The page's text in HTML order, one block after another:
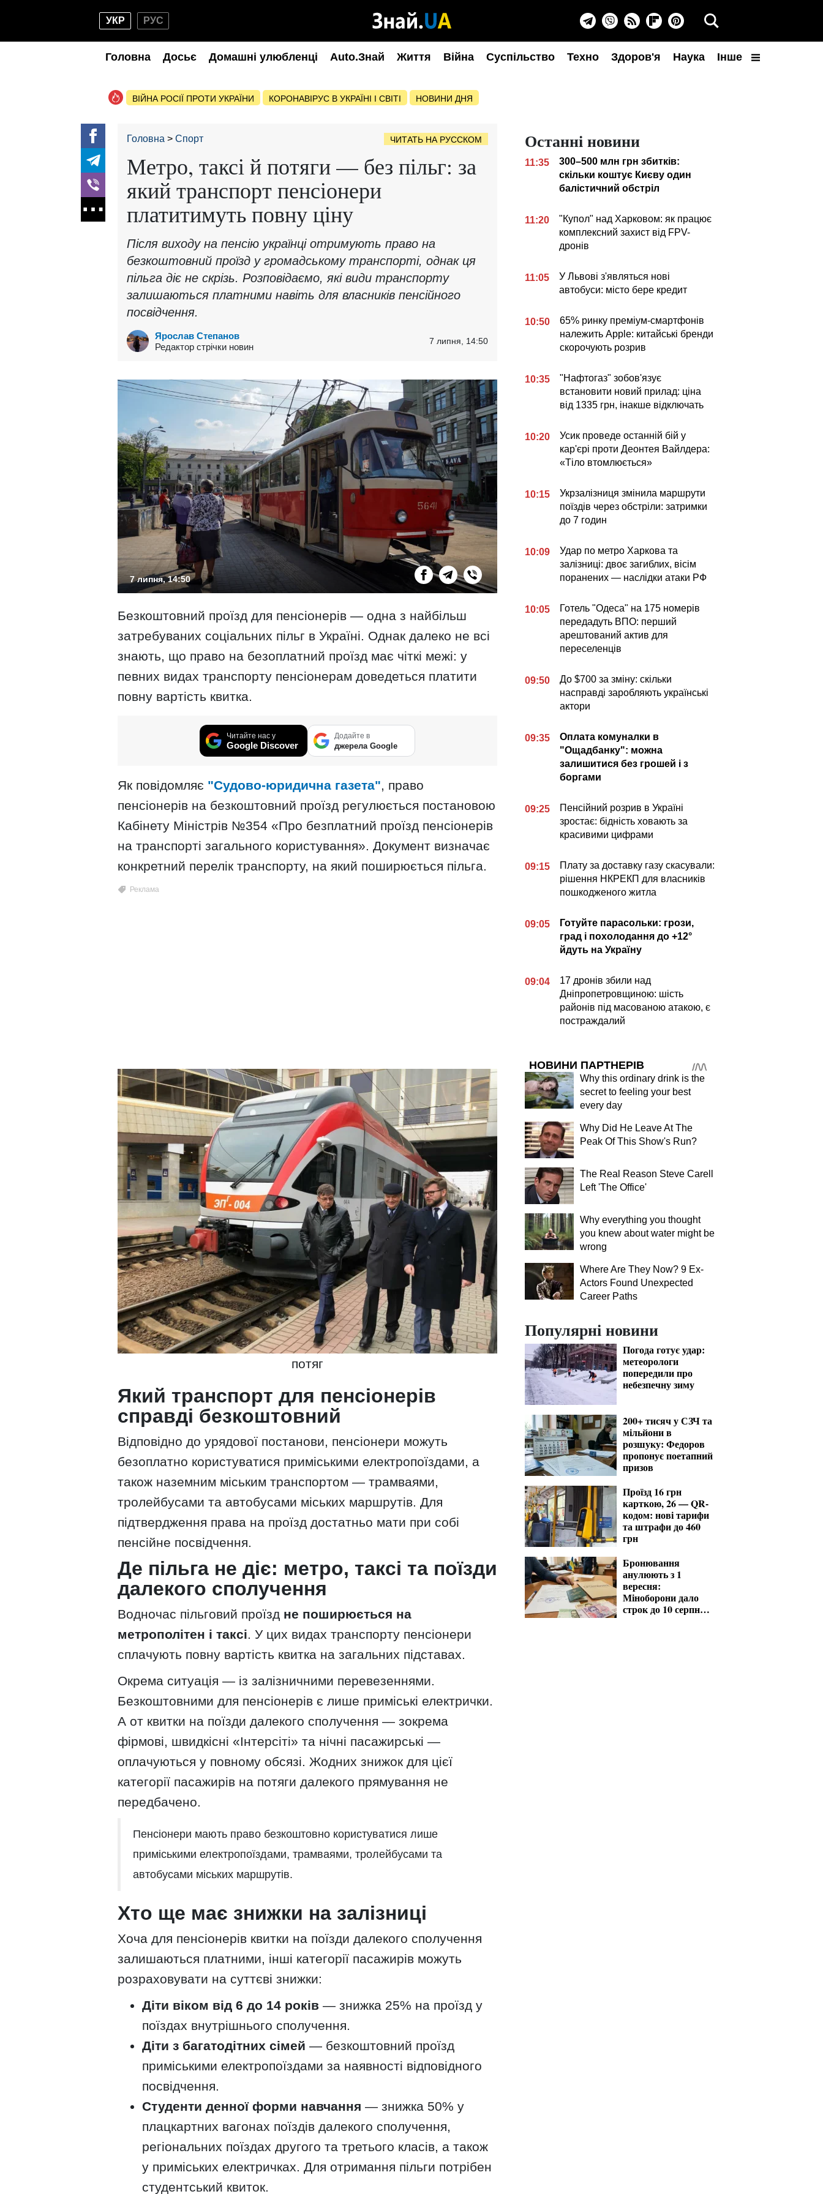
УКР РУС
Головна Досьє Домашні улюбленці Auto.Знай Життя Війна Суспільство Техно Здоров'я Наука Інше
ВІЙНА РОСІЇ ПРОТИ УКРАЇНИ КОРОНАВІРУС В УКРАЇНІ І СВІТІ НОВИНИ ДНЯ
Головна Спорт ЧИТАТЬ НА РУССКОМ
Метро, таксі й потяги — без пільг: за
який транспорт пенсіонери
платитимуть повну ціну
Після виходу на пенсію українці отримують право на
безкоштовний проїзд у громадському транспорті, однак ця
пільга діє не скрізь. Розповідаємо, які види транспорту
залишаються платними навіть для власників пенсійного
посвідчення.
Ярослав Степанов
Редактор стрічки новин
7 липня, 14:50
7 липня, 14:50
Безкоштовний проїзд для пенсіонерів — одна з найбільш
затребуваних соціальних пільг в Україні. Однак далеко не всі
знають, що право на безоплатний проїзд має чіткі межі: у
певних видах транспорту пенсіонерам доведеться платити
повну вартість квитка.
Читайте нас у
Google Discover
Додайте в
джерела Google
Як повідомляє "Судово-юридична газета" , право
пенсіонерів на безкоштовний проїзд регулюється постановою
Кабінету Міністрів №354 «Про безплатний проїзд пенсіонерів
на транспорті загального користування». Документ визначає
конкретний перелік транспорту, на який поширюється пільга.
потяг
Який транспорт для пенсіонерів
справді безкоштовний
Відповідно до урядової постанови, пенсіонери можуть
безоплатно користуватися приміськими електропоїздами, а
також наземним міським транспортом — трамваями,
тролейбусами та автобусами міських маршрутів. Для
підтвердження права на проїзд достатньо мати при собі
пенсійне посвідчення.
Де пільга не діє: метро, таксі та поїзди
далекого сполучення
Водночас пільговий проїзд не поширюється на
метрополітен і таксі . У цих видах транспорту пенсіонери
сплачують повну вартість квитка на загальних підставах.
Окрема ситуація — із залізничними перевезеннями.
Безкоштовними для пенсіонерів є лише приміські електрички.
А от квитки на поїзди далекого сполучення — зокрема
фірмові, швидкісні «Інтерсіті» та нічні пасажирські —
оплачуються у повному обсязі. Жодних знижок для цієї
категорії пасажирів на потяги далекого прямування не
передбачено.
Пенсіонери мають право безкоштовно користуватися лише
приміськими електропоїздами, трамваями, тролейбусами та
автобусами міських маршрутів.
Хто ще має знижки на залізниці
Хоча для пенсіонерів квитки на поїзди далекого сполучення
залишаються платними, інші категорії пасажирів можуть
розраховувати на суттєві знижки:
Діти віком від 6 до 14 років — знижка 25% на проїзд у
поїздах внутрішнього сполучення.
Діти з багатодітних сімей — безкоштовний проїзд
приміськими електропоїздами за наявності відповідного
посвідчення.
Студенти денної форми навчання — знижка 50% у
плацкартних вагонах поїздів далекого сполучення,
регіональних поїздах другого та третього класів, а також
у приміських електричках. Для отримання пільги потрібен
студентський квиток.
Останні новини
11:35
300–500 млн грн збитків:
скільки коштує Києву один
балістичний обстріл
11:20
"Купол" над Харковом: як працює
комплексний захист від FPV-
дронів
11:05
У Львові з'являться нові
автобуси: місто бере кредит
10:50
65% ринку преміум-смартфонів
належить Apple: китайські бренди
скорочують розрив
10:35
"Нафтогаз" зобов'язує
встановити новий прилад: ціна
від 1335 грн, інакше відключать
10:20
Усик проведе останній бій у
кар'єрі проти Деонтея Вайлдера:
«Тіло втомлюється»
10:15
Укрзалізниця змінила маршрути
поїздів через обстріли: затримки
до 7 годин
10:09
Удар по метро Харкова та
залізниці: двоє загиблих, вісім
поранених — наслідки атаки РФ
10:05
Готель "Одеса" на 175 номерів
передадуть ВПО: перший
арештований актив для
переселенців
09:50
До $700 за зміну: скільки
насправді заробляють українські
актори
09:35
Оплата комуналки в
"Ощадбанку": можна
залишитися без грошей і з
боргами
09:25
Пенсійний розрив в Україні
зростає: бідність ховають за
красивими цифрами
09:15
Плату за доставку газу скасували:
рішення НКРЕКП для власників
пошкодженого житла
09:05
Готуйте парасольки: грози,
град і похолодання до +12°
йдуть на Україну
09:04
17 дронів збили над
Дніпропетровщиною: шість
районів під масованою атакою, є
постраждалий
НОВИНИ ПАРТНЕРІВ
Why this ordinary drink is the
secret to feeling your best
every day
Why Did He Leave At The
Peak Of This Show's Run?
The Real Reason Steve Carell
Left 'The Office'
Why everything you thought
you knew about water might be
wrong
Where Are They Now? 9 Ex-
Actors Found Unexpected
Career Paths
Популярні новини
Погода готує удар:
метеорологи
попередили про
небезпечну зиму
200+ тисяч у СЗЧ та
мільйони в
розшуку: Федоров
пропонує поетапний
призов
Проїзд 16 грн
карткою, 26 — QR-
кодом: нові тарифи
та штрафи до 460
грн
Бронювання
анулюють з 1
вересня:
Міноборони дало
строк до 10 серпня